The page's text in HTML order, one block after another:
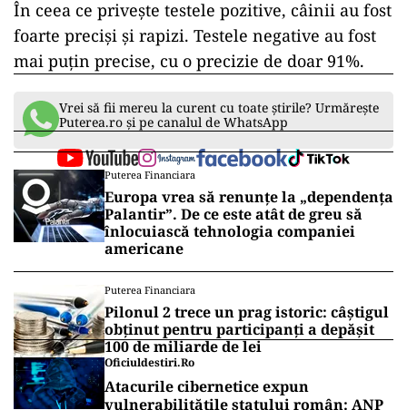
În ceea ce privește testele pozitive, câinii au fost
foarte preciși și rapizi. Testele negative au fost
mai puțin precise, cu o precizie de doar 91%.
Vrei să fii mereu la curent cu toate știrile? Urmărește
Puterea.ro și pe canalul de WhatsApp
Puterea Financiara
Europa vrea să renunțe la „dependența
Palantir”. De ce este atât de greu să
înlocuiască tehnologia companiei
americane
Puterea Financiara
Pilonul 2 trece un prag istoric: câștigul
obținut pentru participanți a depășit
100 de miliarde de lei
Oficiuldestiri.ro
Atacurile cibernetice expun
vulnerabilitățile statului român: ANP